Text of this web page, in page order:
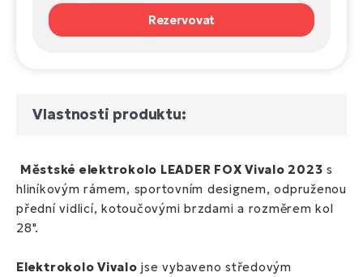
Rezervovat
Vlastnosti produktu:
Městské elektrokolo LEADER FOX Vivalo 2023 s
hliníkovým rámem, sportovním designem, odpruženou
přední vidlicí, kotoučovými brzdami a rozměrem kol
28".
Elektrokolo Vivalo jse vybaveno středovým